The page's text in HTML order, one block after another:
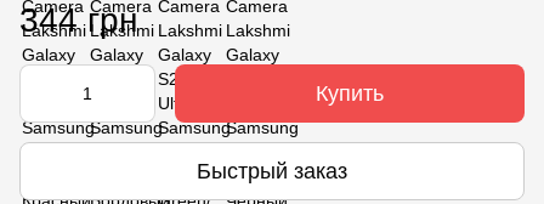
344 грн
Купить
Быстрый заказ